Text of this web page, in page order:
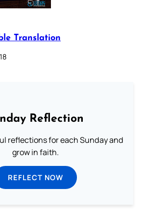
Translation
Reflection
reflections for each Sunday and
grow in faith.
REFLECT NOW